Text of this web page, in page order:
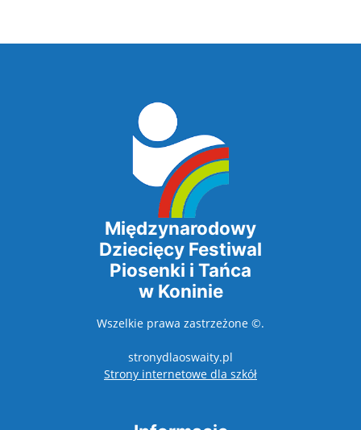
Międzynarodowy
Dziecięcy Festiwal
Piosenki i Tańca
w Koninie
Wszelkie prawa zastrzeżone ©.
stronydlaoswaity.pl
Strony internetowe dla szkółotwiera się w